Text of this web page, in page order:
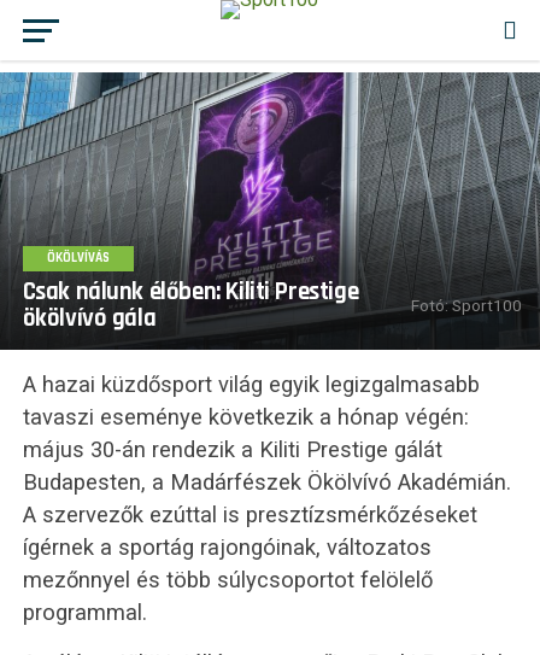
ÖKÖLVÍVÁS
Csak nálunk élőben: Kiliti Prestige
ökölvívó gála
Fotó: Sport100
A hazai küzdősport világ egyik legizgalmasabb
tavaszi eseménye következik a hónap végén:
május 30-án rendezik a Kiliti Prestige gálát
Budapesten, a Madárfészek Ökölvívó Akadémián.
A szervezők ezúttal is presztízsmérkőzéseket
ígérnek a sportág rajongóinak, változatos
mezőnnyel és több súlycsoportot felölelő
programmal.